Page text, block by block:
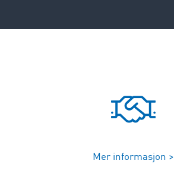
Mer informasjon >